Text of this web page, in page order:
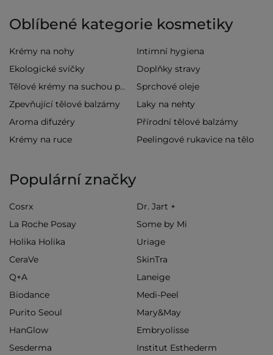
Oblíbené kategorie kosmetiky
Krémy na nohy
Intimní hygiena
Ekologické svíčky
Doplňky stravy
Tělové krémy na suchou pokožku
Sprchové oleje
Zpevňující tělové balzámy
Laky na nehty
Aroma difuzéry
Přírodní tělové balzámy
Krémy na ruce
Peelingové rukavice na tělo
Populární značky
Cosrx
Dr. Jart +
La Roche Posay
Some by Mi
Holika Holika
Uriage
CeraVe
SkinTra
Q+A
Laneige
Biodance
Medi-Peel
Purito Seoul
Mary&May
HanGlow
Embryolisse
Sesderma
Institut Esthederm